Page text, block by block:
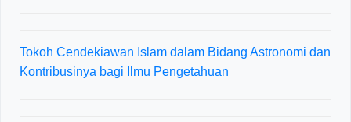
Tokoh Cendekiawan Islam dalam Bidang Astronomi dan
Kontribusinya bagi Ilmu Pengetahuan